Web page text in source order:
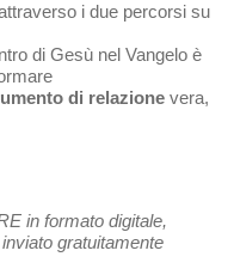
i due percorsi sul
di Gesù nel Vangelo è
di relazionevera,
in formato digitale,
gratuitamente